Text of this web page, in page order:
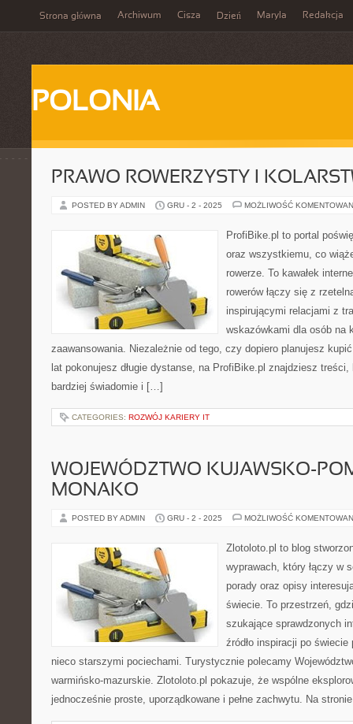
Strona główna Archiwum Cisza Dzień Maryla Redakcja
POLONIA
PRAWO ROWERZYSTY I
POSTED BY ADMIN GRU - 2 - 2025 MOŻLIWOŚĆ
ProfiBike.pl to portal
oraz wszystkiemu, co
rowerze. To kawałek
rowerów łączy się z
inspirującymi relacjami z
wskazówkami dla osób na
zaawansowania. Niezależnie od tego, czy dopiero planujesz
lat pokonujesz długie dystanse, na ProfiBike.pl znajdziesz
bardziej świadomie i […]
CATEGORIES: ROZWÓJ KARIERY IT
WOJEWÓDZTWO KUJAWSKO-
MONAKO
POSTED BY ADMIN GRU - 2 - 2025 MOŻLIWOŚĆ
Zlotoloto.pl to blog
wyprawach, który łączy w
porady oraz opisy
świecie. To przestrzeń,
szukające sprawdzonych
źródło inspiracji po
nieco starszymi pociechami. Turystycznie polecamy
warmińsko-mazurskie. Zlotoloto.pl pokazuje, że wspólne
jednocześnie proste, uporządkowane i pełne zachwytu. Na